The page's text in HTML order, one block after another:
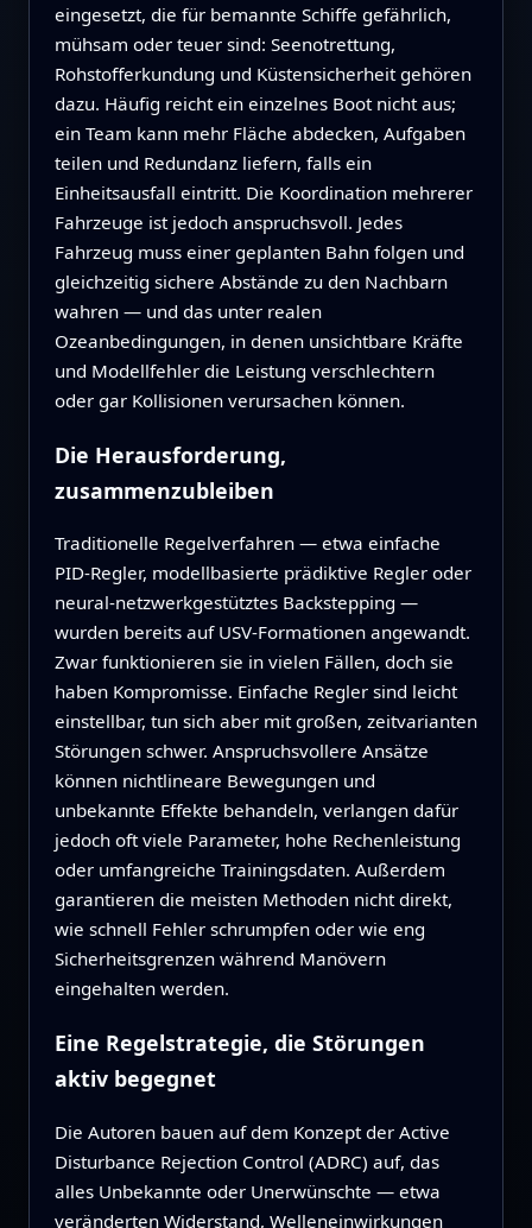
eingesetzt, die für bemannte Schiffe gefährlich,
mühsam oder teuer sind: Seenotrettung,
Rohstofferkundung und Küstensicherheit gehören
dazu. Häufig reicht ein einzelnes Boot nicht aus;
ein Team kann mehr Fläche abdecken, Aufgaben
teilen und Redundanz liefern, falls ein
Einheitsausfall eintritt. Die Koordination mehrerer
Fahrzeuge ist jedoch anspruchsvoll. Jedes
Fahrzeug muss einer geplanten Bahn folgen und
gleichzeitig sichere Abstände zu den Nachbarn
wahren — und das unter realen
Ozeanbedingungen, in denen unsichtbare Kräfte
und Modellfehler die Leistung verschlechtern
oder gar Kollisionen verursachen können.
Die Herausforderung,
zusammenzubleiben
Traditionelle Regelverfahren — etwa einfache
PID-Regler, modellbasierte prädiktive Regler oder
neural-netzwerkgestütztes Backstepping —
wurden bereits auf USV-Formationen angewandt.
Zwar funktionieren sie in vielen Fällen, doch sie
haben Kompromisse. Einfache Regler sind leicht
einstellbar, tun sich aber mit großen, zeitvarianten
Störungen schwer. Anspruchsvollere Ansätze
können nichtlineare Bewegungen und
unbekannte Effekte behandeln, verlangen dafür
jedoch oft viele Parameter, hohe Rechenleistung
oder umfangreiche Trainingsdaten. Außerdem
garantieren die meisten Methoden nicht direkt,
wie schnell Fehler schrumpfen oder wie eng
Sicherheitsgrenzen während Manövern
eingehalten werden.
Eine Regelstrategie, die Störungen
aktiv begegnet
Die Autoren bauen auf dem Konzept der Active
Disturbance Rejection Control (ADRC) auf, das
alles Unbekannte oder Unerwünschte — etwa
veränderten Widerstand, Welleneinwirkungen